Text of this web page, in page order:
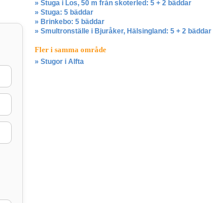
» Stuga i Los, 50 m från skoterled: 5 + 2 bäddar
» Stuga: 5 bäddar
» Brinkebo: 5 bäddar
» Smultronställe i Bjuråker, Hälsingland: 5 + 2 bäddar
Fler i samma område
» Stugor i Alfta